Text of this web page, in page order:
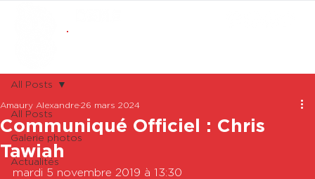
All Posts
Galerie photos
Actualités
All Posts
Communiqué Officiel : Chris
Tawiah
Amaury Alexandre 26 mars 2024
mardi 5 novembre 2019 à 13:30